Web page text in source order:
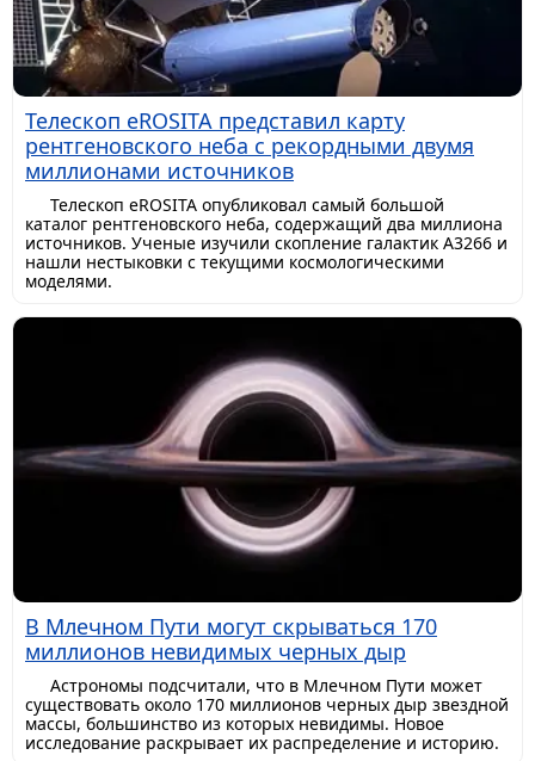
Телескоп eROSITA представил карту
рентгеновского неба с рекордными двумя
миллионами источников
Телескоп eROSITA опубликовал самый большой
каталог рентгеновского неба, содержащий два миллиона
источников. Ученые изучили скопление галактик A3266 и
нашли нестыковки с текущими космологическими
моделями.
В Млечном Пути могут скрываться 170
миллионов невидимых черных дыр
Астрономы подсчитали, что в Млечном Пути может
существовать около 170 миллионов черных дыр звездной
массы, большинство из которых невидимы. Новое
исследование раскрывает их распределение и историю.